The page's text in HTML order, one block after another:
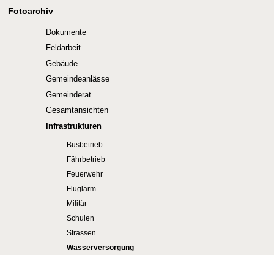
Fotoarchiv
Dokumente
Feldarbeit
Gebäude
Gemeindeanlässe
Gemeinderat
Gesamtansichten
Infrastrukturen
Busbetrieb
Fährbetrieb
Feuerwehr
Fluglärm
Militär
Schulen
Strassen
Wasserversorgung